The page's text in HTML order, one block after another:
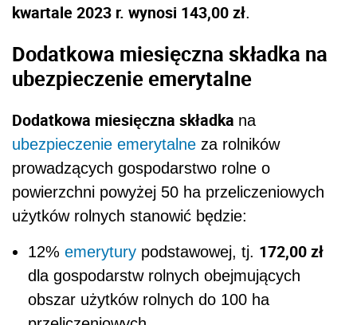
kwartale 2023 r. wynosi 143,00 zł.
Dodatkowa miesięczna składka na
ubezpieczenie emerytalne
Dodatkowa miesięczna składka na
ubezpieczenie emerytalne za rolników
prowadzących gospodarstwo rolne o
powierzchni powyżej 50 ha przeliczeniowych
użytków rolnych stanowić będzie:
12% emerytury podstawowej, tj. 172,00 zł
dla gospodarstw rolnych obejmujących
obszar użytków rolnych do 100 ha